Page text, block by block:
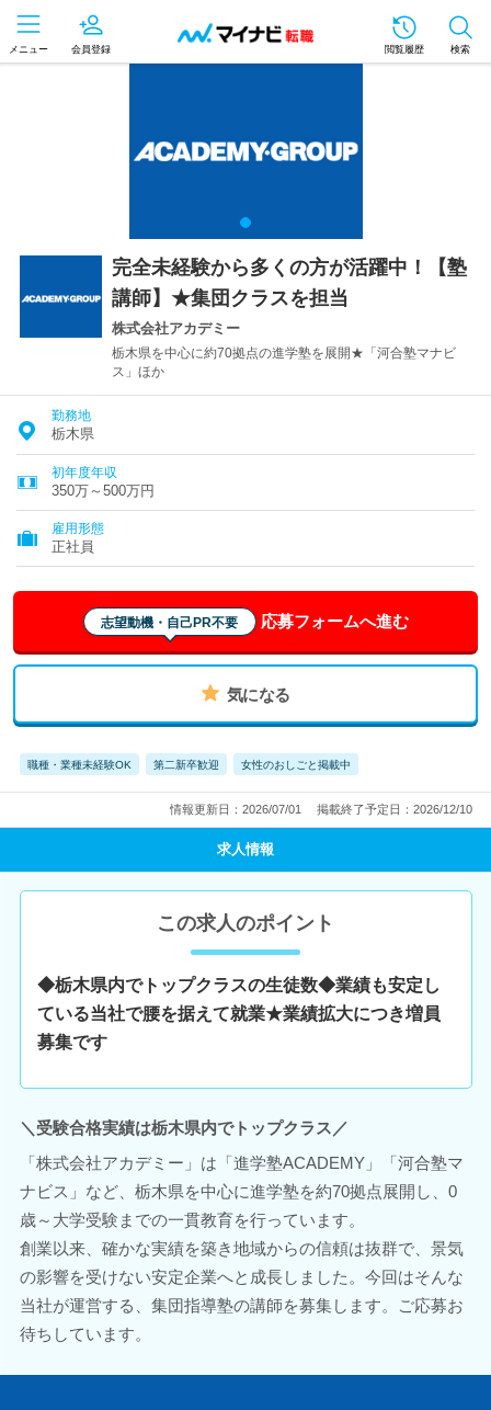
メニュー 会員登録 閲覧履歴 検索
完全未経験から多くの方が活躍中！【塾
講師】★集団クラスを担当
株式会社アカデミー
栃木県を中心に約70拠点の進学塾を展開★「河合塾マナビ
ス」ほか
勤務地
栃木県
初年度年収
350万～500万円
雇用形態
正社員
志望動機・自己PR不要 応募フォームへ進む
気になる
職種・業種未経験OK 第二新卒歓迎 女性のおしごと掲載中
情報更新日：2026/07/01 掲載終了予定日：2026/12/10
求人情報
この求人のポイント
◆栃木県内でトップクラスの生徒数◆業績も安定し
ている当社で腰を据えて就業★業績拡大につき増員
募集です
＼受験合格実績は栃木県内でトップクラス／
「株式会社アカデミー」は「進学塾ACADEMY」「河合塾マ
ナビス」など、栃木県を中心に進学塾を約70拠点展開し、0
歳～大学受験までの一貫教育を行っています。
創業以来、確かな実績を築き地域からの信頼は抜群で、景気
の影響を受けない安定企業へと成長しました。今回はそんな
当社が運営する、集団指導塾の講師を募集します。ご応募お
待ちしています。